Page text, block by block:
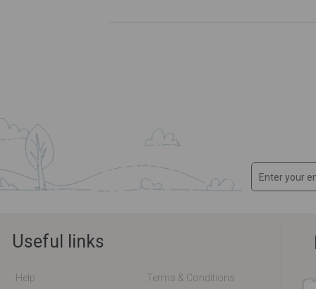
Useful links
Help
Terms & Conditions